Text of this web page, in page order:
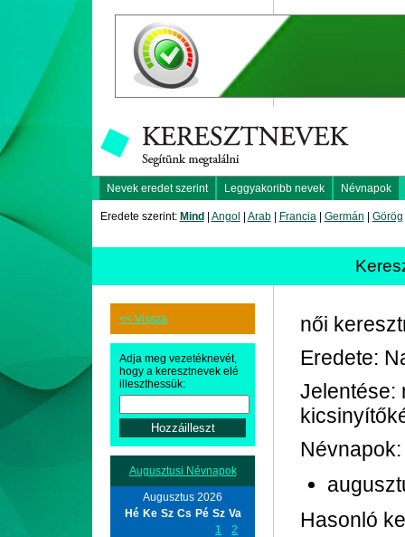
Nevek eredet szerint Leggyakoribb nevek Névnapok
Eredete szerint: Mind Angol Arab| Francia| Germán Görög
<< Vissza
Adja meg vezetéknevét,
hogy a keresztnevek elé
illeszthessük:
Augusztusi Névnapok
Augusztus 2026
Hé Ke Sz Cs Pé Sz Va
1
2
női
Eredete:
Jelentése:
Névnapok:
Hasonló